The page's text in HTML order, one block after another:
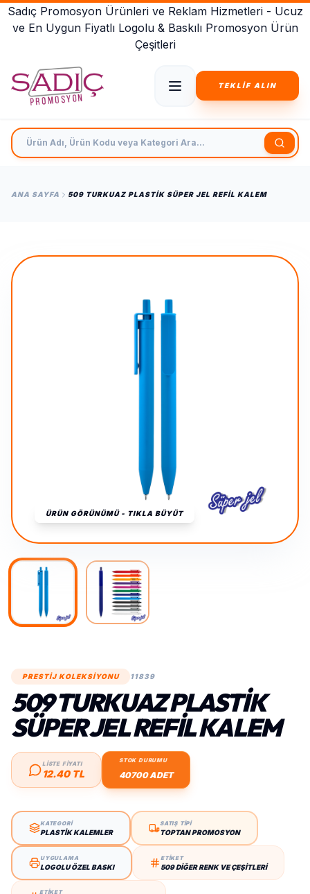
Sadıç Promosyon Ürünleri ve Reklam Hizmetleri - Ucuz
ve En Uygun Fiyatlı Logolu & Baskılı Promosyon Ürün
Çeşitleri
TEKLİF ALIN
Ürün Adı, Ürün Kodu veya Kategori Ara
ANA SAYFA 509 TURKUAZ PLASTIK SÜPER JEL REFIL KALEM
ÜRÜN GÖRÜNÜMÜ - TIKLA BÜYÜT
PRESTİJ KOLEKSİYONU 11839
509 TURKUAZ PLASTIK
SÜPER JEL REFIL KALEM
LİSTE FİYATI
12.40 TL
STOK DURUMU
40700 ADET
KATEGORİ
PLASTIK KALEMLER
SATIŞ TİPİ
TOPTAN PROMOSYON
UYGULAMA
LOGOLU ÖZEL BASKI
ETİKET
509 DIĞER RENK VE ÇEŞITLERI
ETİKET